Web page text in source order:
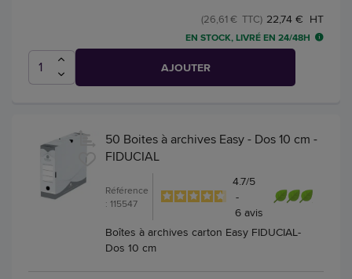
22,74 € HT
(26,61 € TTC)
EN STOCK, LIVRÉ EN 24/48H
AJOUTER
50 Boites à archives Easy - Dos 10 cm -
FIDUCIAL
Référence
: 115547
4.7/5
-
6 avis
Boîtes à archives carton Easy FIDUCIAL-
Dos 10 cm